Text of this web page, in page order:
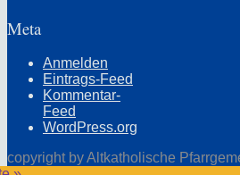
Meta
Anmelden
Eintrags-Feed
Kommentar-
Feed
WordPress.org
copyright by Altkatholische